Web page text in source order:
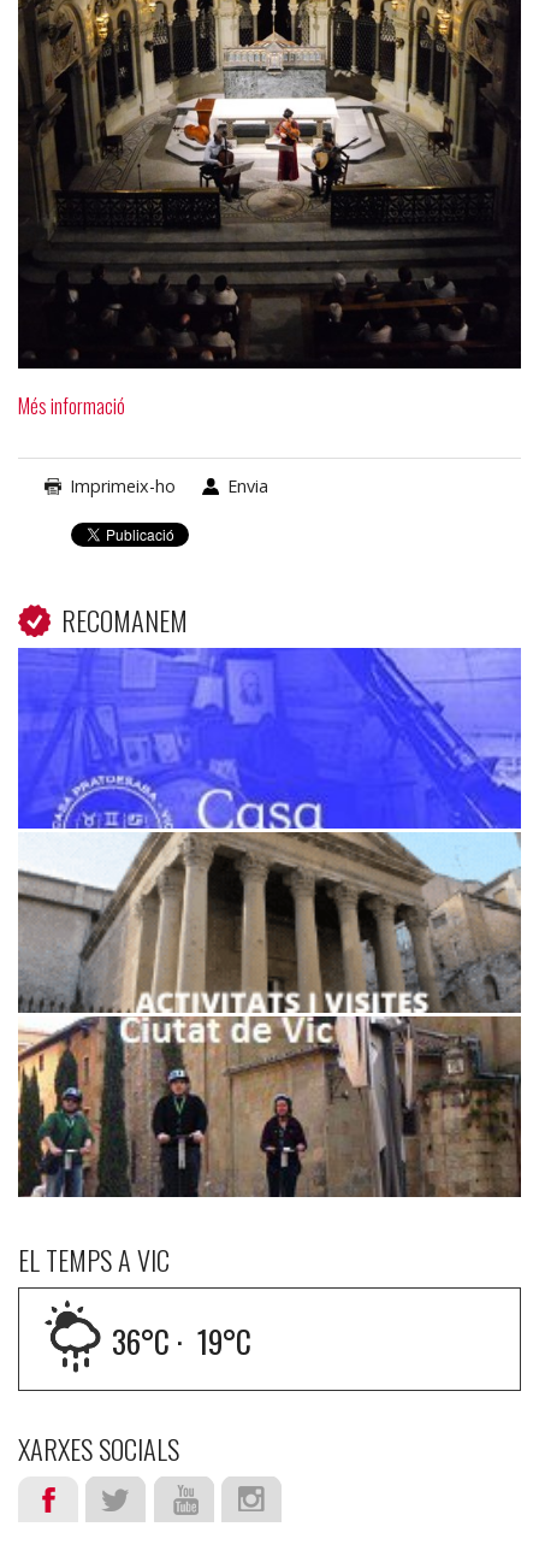
Més informació
Imprimeix-ho Envia
RECOMANEM
EL TEMPS A VIC
36°C · 19°C
XARXES SOCIALS